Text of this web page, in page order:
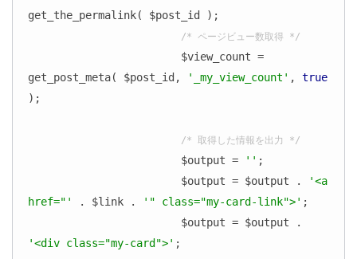
get_the_permalink( $post_id );
/* ページビュー数取得 */
get_post_meta( $post_id,
'_my_view_count' , true
);
/* 取得した情報を出力 */
			$output =
'' ;
			$output = $output .
'<a
href="'
. $link . '" class="my-card-link">' ;
'<div class="my-card">' ;